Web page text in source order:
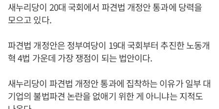
새누리당이 20대 국회에서 파견법 개정안 통과에 당력을
모으고 있다.
파견법 개정안은 정부여당이 19대 국회부터 추진한 노동개
혁 4법 가운데 가장 쟁점이 되는 법안이다.
새누리당이 파견법 개정안 통과에 집착하는 이유가 일부 대
기업의 불법파견 논란을 없애기 위한 게 아니냐는 지적도